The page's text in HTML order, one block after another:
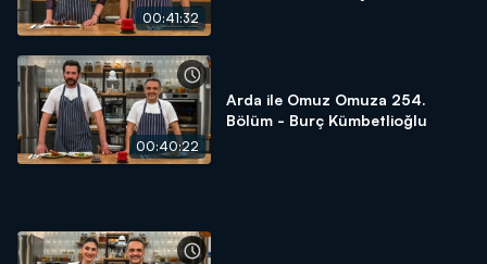
00:41:32
00:40:22
Arda ile Omuz Omuza 254.
Bölüm - Burç Kümbetlioğlu